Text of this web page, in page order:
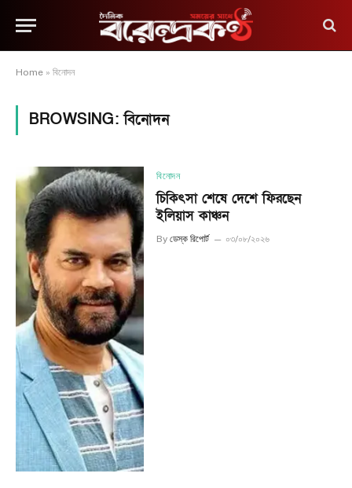
Home » বিনোদন
BROWSING:বিনোদন
বিনোদন
চিকিৎসা শেষে দেশে ফিরছেন
ইলিয়াস কাঞ্চন
By ডেস্ক রিপোর্ট ০৩/০৮/২০২৬